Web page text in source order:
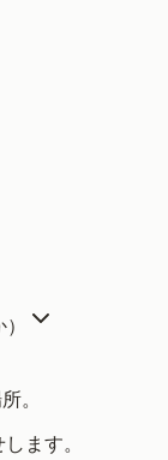
。
ます。